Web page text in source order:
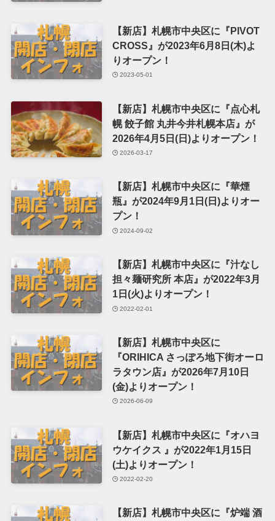
【新店】札幌市中央区に『PIVOT
CROSS』が2023年6月8日(木)よ
りオープン！
2023-05-01
【新店】札幌市中央区に『点心札
幌 餃子館 丸井今井札幌本店』が
2026年4月5日(日)よりオープン！
2026-03-17
【新店】札幌市中央区に『華煙
瓶』が2024年9月1日(日)よりオー
プン！
2024-09-02
【新店】札幌市中央区に『汁なし
担々麺研究所 本店』が2022年3月
1日(火)よりオープン！
2022-02-01
【新店】札幌市中央区に
『ORIHICA さっぽろ地下街オーロ
ラタウン店』が2026年7月10日
(金)よりオープン！
2026-06-09
【新店】札幌市中央区に『オハヨ
ウケイクス 』が2022年1月15日
(土)よりオープン！
2022-02-20
【新店】札幌市中央区に『炉端 酒